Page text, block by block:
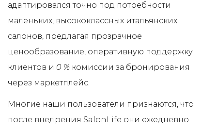
адаптировался точно под потребности
маленьких, высококлассных итальянских
салонов, предлагая прозрачное
ценообразование, оперативную поддержку
клиентов и 0 % комиссии за бронирования
через маркетплейс.
Многие наши пользователи признаются, что
после внедрения SalonLife они ежедневно